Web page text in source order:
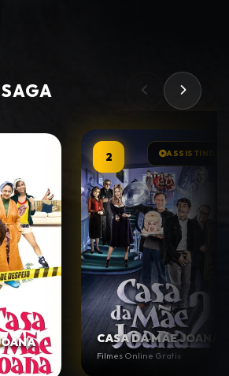
SAGA
2 ASSISTINDO
CASA DA MÃE JOANA 2
Filmes Online Gratis